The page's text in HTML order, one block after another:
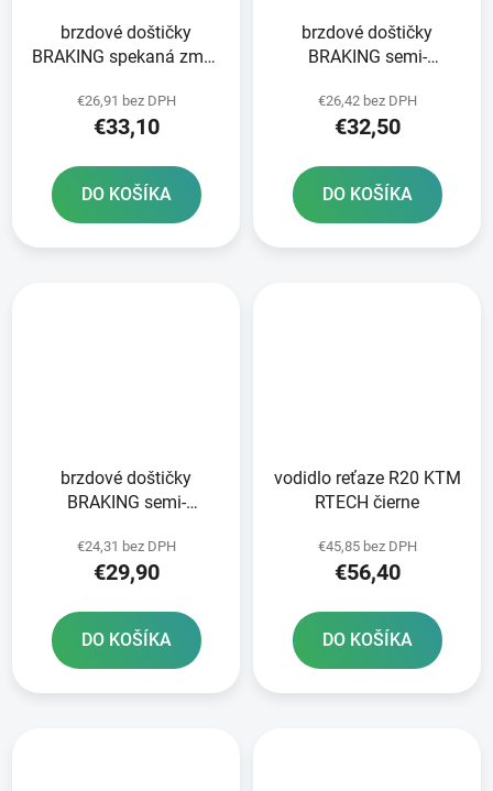
brzdové doštičky
BRAKING spekaná zmes
€26,91 bez DPH
€33,10
DO KOŠÍKA
brzdové doštičky
BRAKING semi-
ks v balení
€26,42 bez DPH
€32,50
DO KOŠÍKA
brzdové doštičky
BRAKING semi-
ks v balení
€24,31 bez DPH
€29,90
DO KOŠÍKA
vodidlo reťaze R20 KTM
RTECH čierne
€45,85 bez DPH
€56,40
DO KOŠÍKA